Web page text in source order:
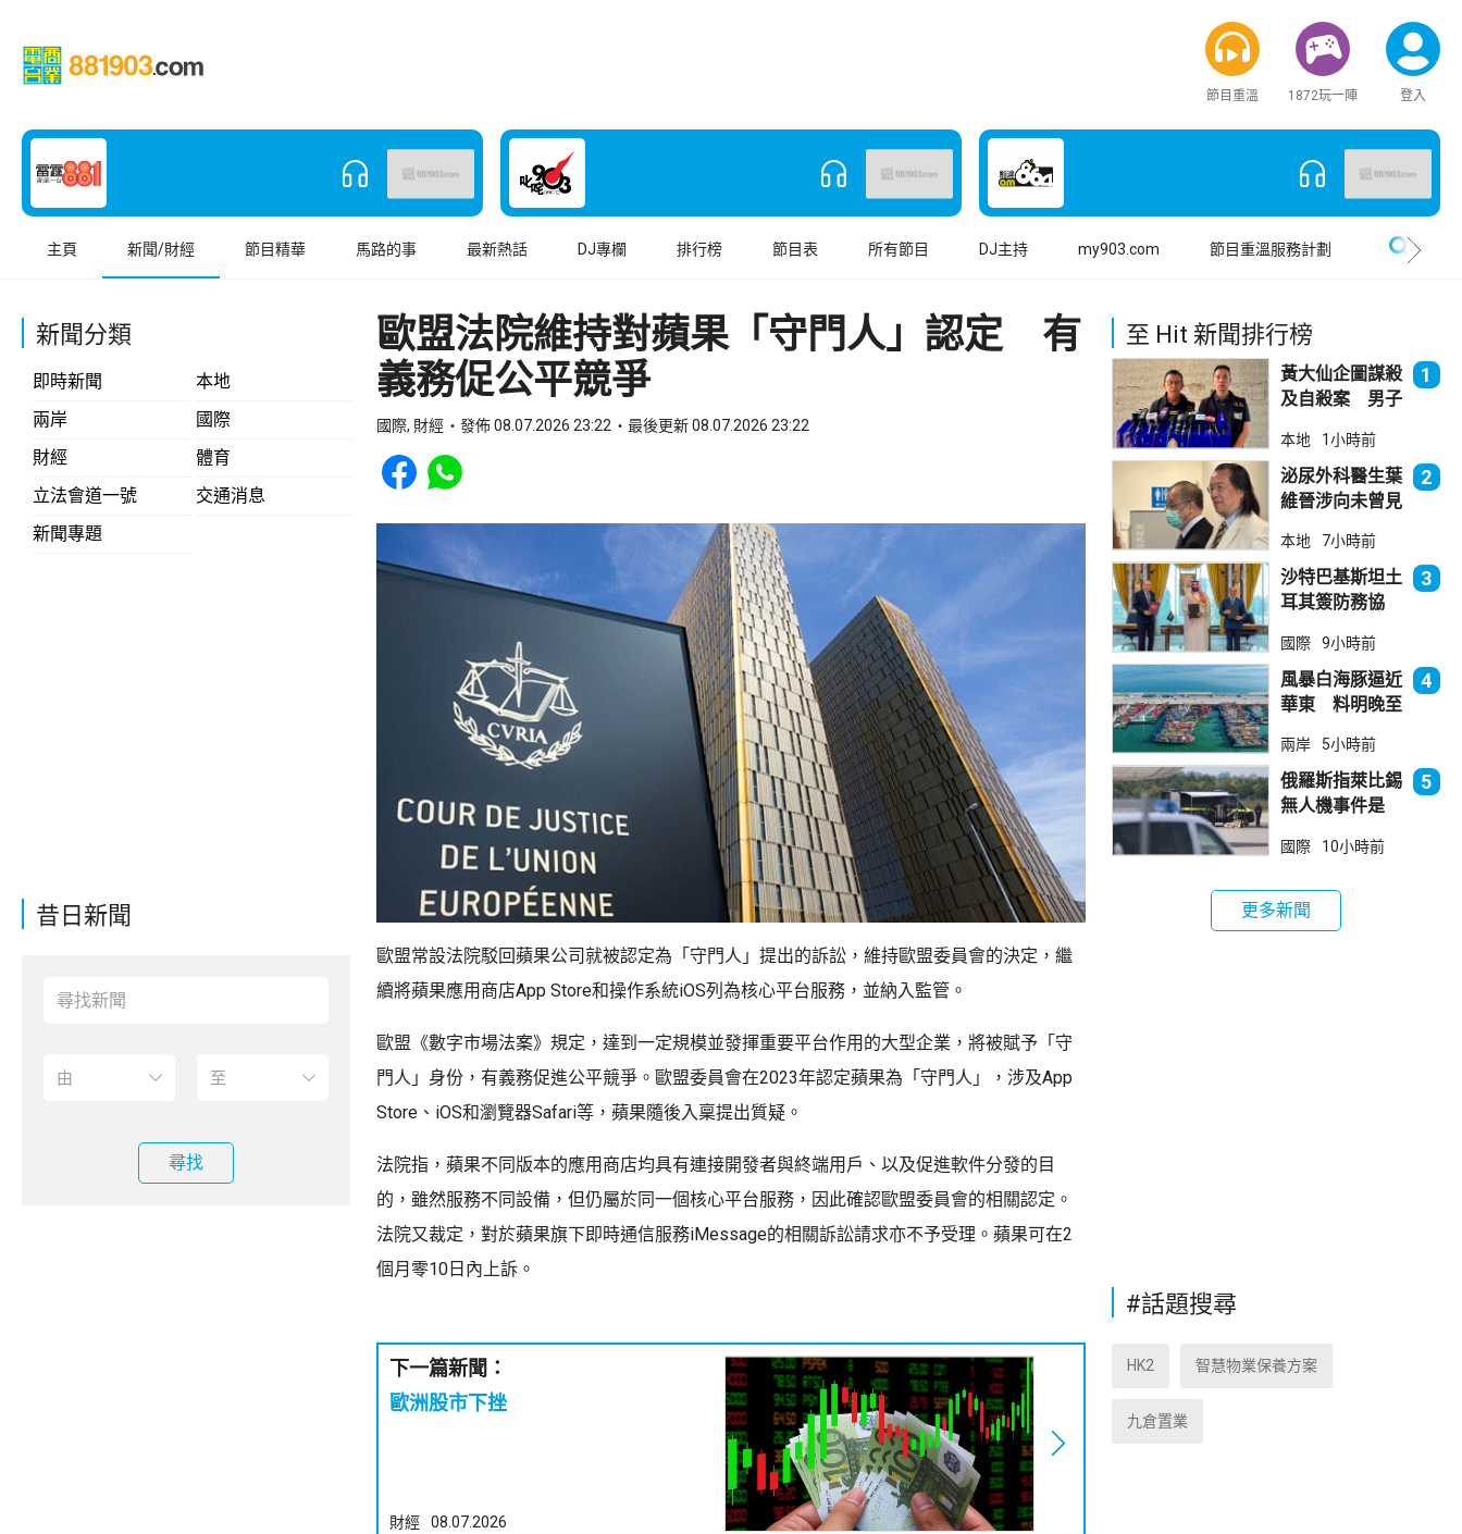
節目重溫 1872玩一陣 登入
主頁 新聞/財經 節目精華 馬路的事 最新熱話 DJ專欄 排行榜 節目表 所有節目 DJ主持 my903.com 節目重溫服務計劃
新聞分類
即時新聞
本地
兩岸
國際
財經
體育
立法會道一號
交通消息
新聞專題
昔日新聞
尋找
歐盟法院維持對蘋果「守門人」認定 有
義務促公平競爭
國際, 財經 發佈 08.07.2026 23:22 最後更新 08.07.2026 23:22
Share to Facebook
Share to WhatsApp
歐盟常設法院駁回蘋果公司就被認定為「守門人」提出的訴訟，維持歐盟委員會的決定，繼
續將蘋果應用商店App Store和操作系統iOS列為核心平台服務，並納入監管。
歐盟《數字市場法案》規定，達到一定規模並發揮重要平台作用的大型企業，將被賦予「守
門人」身份，有義務促進公平競爭。歐盟委員會在2023年認定蘋果為「守門人」，涉及App
Store、iOS和瀏覽器Safari等，蘋果隨後入稟提出質疑。
法院指，蘋果不同版本的應用商店均具有連接開發者與終端用戶、以及促進軟件分發的目
的，雖然服務不同設備，但仍屬於同一個核心平台服務，因此確認歐盟委員會的相關認定。
法院又裁定，對於蘋果旗下即時通信服務iMessage的相關訴訟請求亦不予受理。蘋果可在2
個月零10日內上訴。
下一篇新聞：
歐洲股市下挫
財經 08.07.2026
至 Hit 新聞排行榜
黃大仙企圖謀殺
及自殺案 男子
墮樓亡
1
本地 1小時前
泌尿外科醫生葉
維晉涉向未曾見
委會繼續聆訊
2
本地 7小時前
沙特巴基斯坦土
耳其簽防務協
林團結
3
國際 9小時前
風暴白海豚逼近
華東 料明晚至
帶
4
兩岸 5小時前
俄羅斯指萊比錫
無人機事件是
5
國際 10小時前
更多新聞
#話題搜尋
HK2 智慧物業保養方案
九倉置業